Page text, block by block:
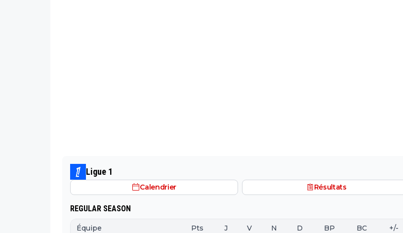
Ligue 1
Calendrier Résultats
REGULAR SEASON
Équipe Pts J V N D BP BC +/-